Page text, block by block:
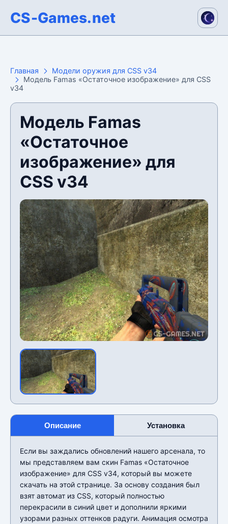
CS-Games.net
Главная
Модели оружия для CSS v34
Модель Famas «Остаточное изображение» для CSS
v34
Модель Famas
«Остаточное
изображение» для
CSS v34
Описание Установка
Если вы заждались обновлений нашего арсенала, то
мы представляем вам скин Famas «Остаточное
изображение» для CSS v34, который вы можете
скачать на этой странице. За основу создания был
взят автомат из CSS, который полностью
перекрасили в синий цвет и дополнили яркими
узорами разных оттенков радуги. Анимация осмотра